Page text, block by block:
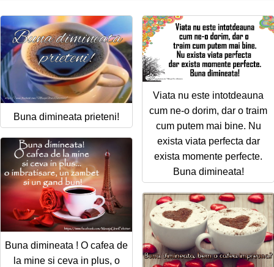
Buna dimineata prieteni!
Viata nu este intotdeauna
cum ne-o dorim, dar o traim
cum putem mai bine. Nu
exista viata perfecta dar
exista momente perfecte.
Buna dimineata!
Buna dimineata ! O cafea de
la mine si ceva in plus, o